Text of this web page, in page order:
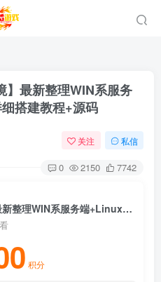
】最新整理WIN系服务
搭建教程+源码
关注 私信
0 2150 7742
三网H5小游戏【纸中迷境】最新整理WIN系服务端+Linux手工服务端+详细搭建教程+源码
积分